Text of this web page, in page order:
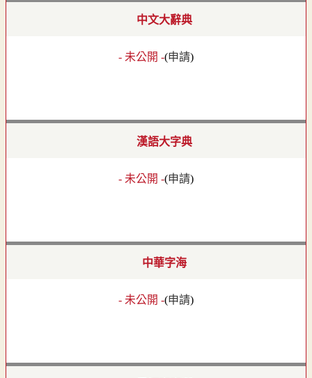
中文大辭典
- 未公開 -(申請)
漢語大字典
- 未公開 -(申請)
中華字海
- 未公開 -(申請)